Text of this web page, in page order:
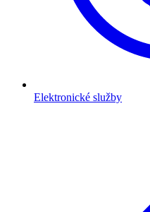
Elektronické služby